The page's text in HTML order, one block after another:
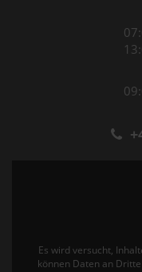
Es wird versucht,
können Daten an